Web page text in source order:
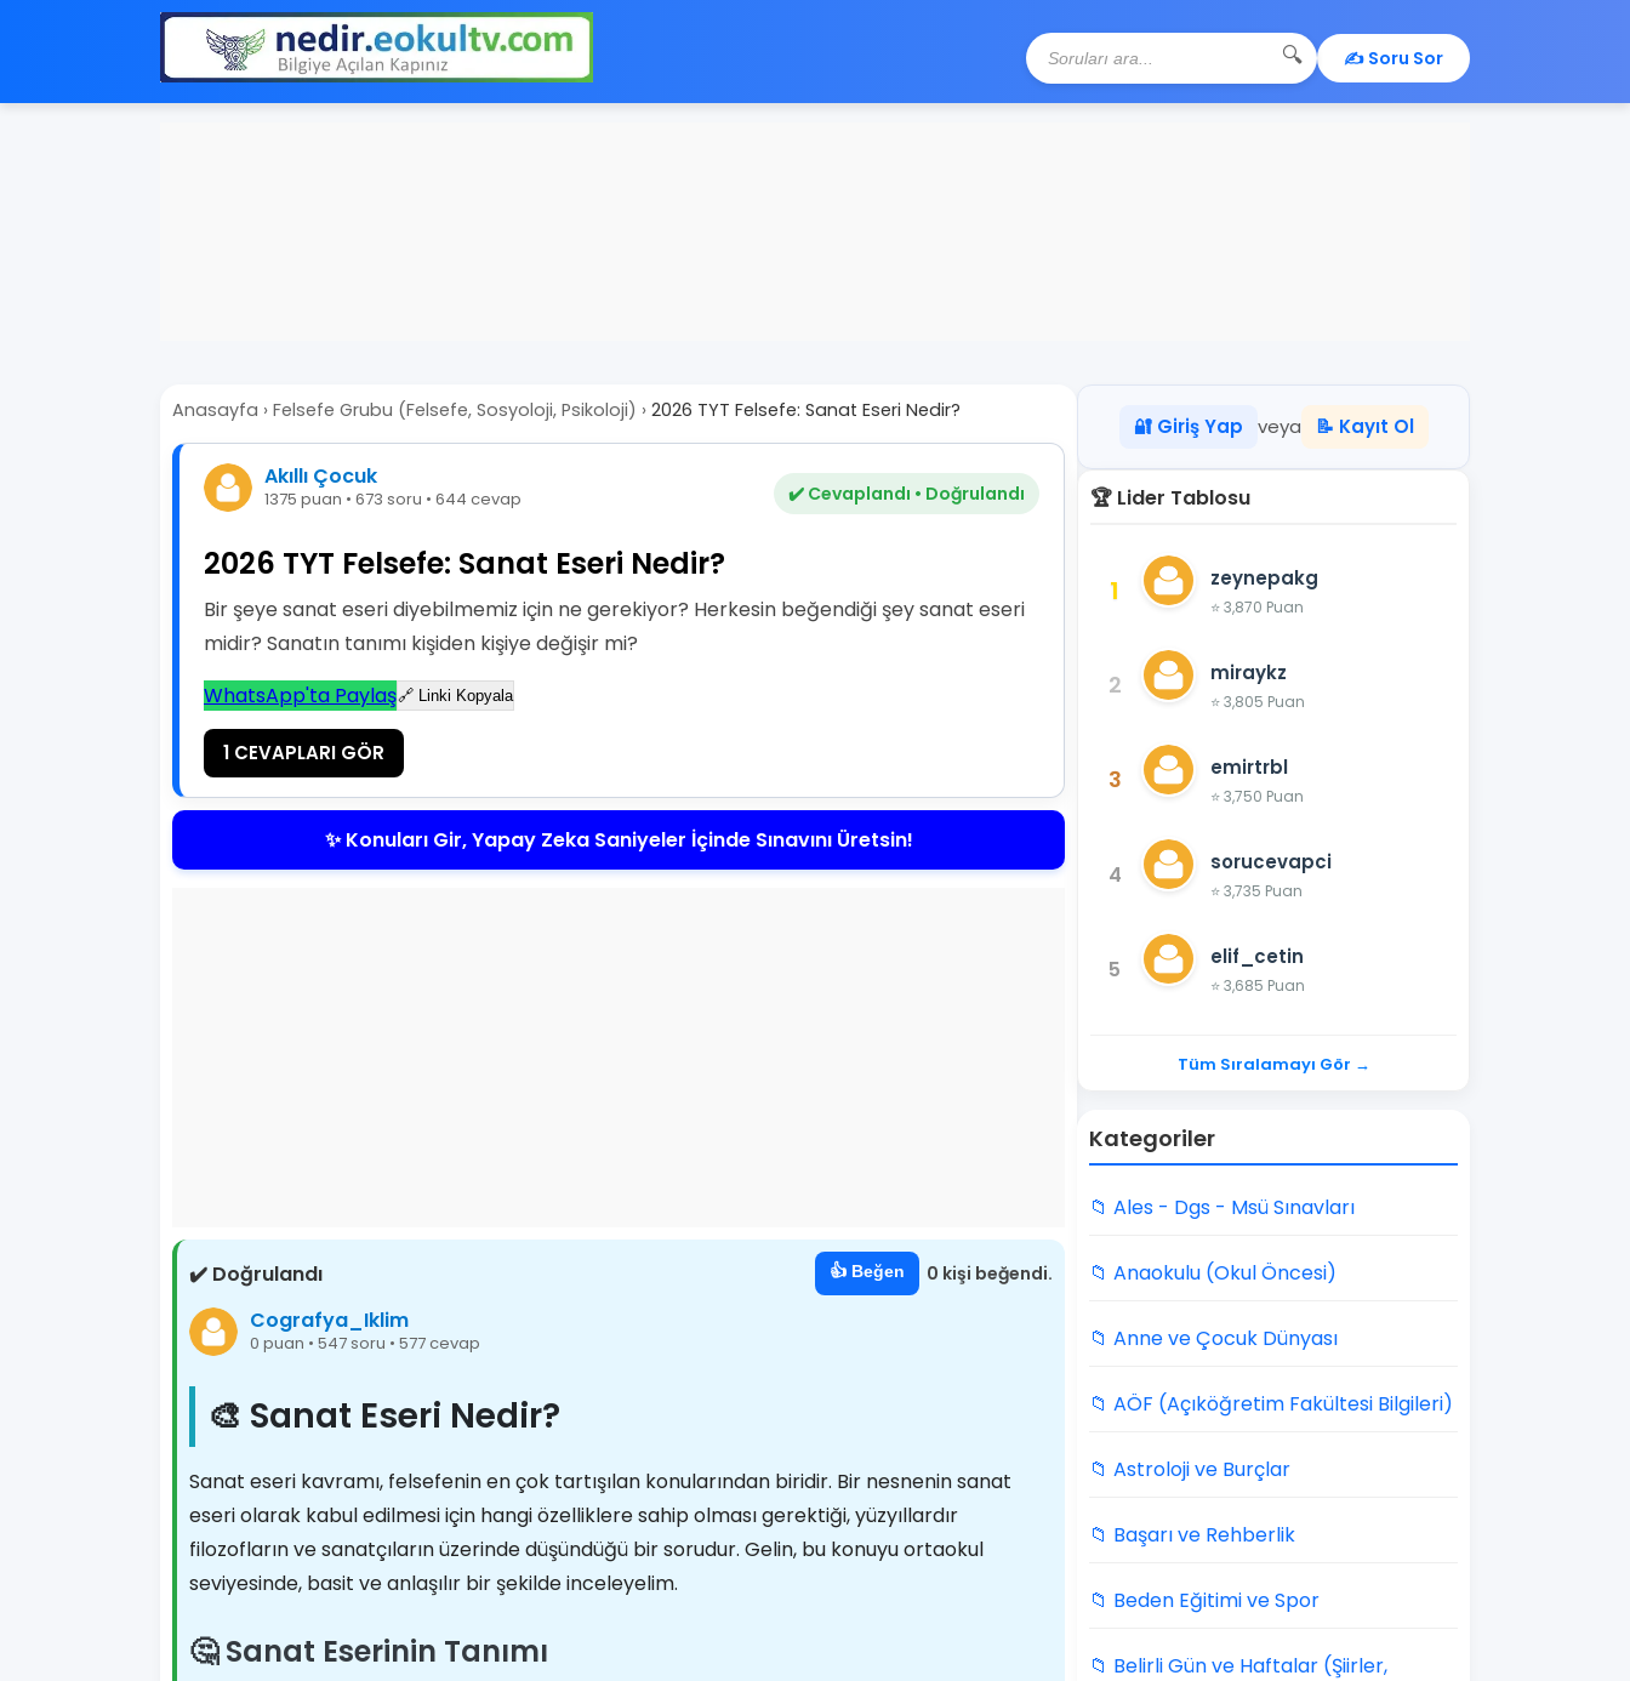
🔍 ✍️ Soru Sor
Anasayfa › Felsefe Grubu (Felsefe, Sosyoloji, Psikoloji) › 2026 TYT Felsefe: Sanat Eseri Nedir?
Akıllı Çocuk
1375 puan • 673 soru • 644 cevap ✔️ Cevaplandı • Doğrulandı
2026 TYT Felsefe: Sanat Eseri Nedir?
Bir şeye sanat eseri diyebilmemiz için ne gerekiyor? Herkesin beğendiği şey sanat eseri
midir? Sanatın tanımı kişiden kişiye değişir mi?
WhatsApp'ta Paylaş🔗 Linki Kopyala
1 CEVAPLARI GÖR
✨ Konuları Gir, Yapay Zeka Saniyeler İçinde Sınavını Üretsin!
✔️ Doğrulandı 👍 Beğen 0 kişi beğendi.
Cografya_Iklim
0 puan • 547 soru • 577 cevap
🎨 Sanat Eseri Nedir?
Sanat eseri kavramı, felsefenin en çok tartışılan konularından biridir. Bir nesnenin sanat
eseri olarak kabul edilmesi için hangi özelliklere sahip olması gerektiği, yüzyıllardır
filozofların ve sanatçıların üzerinde düşündüğü bir sorudur. Gelin, bu konuyu ortaokul
seviyesinde, basit ve anlaşılır bir şekilde inceleyelim.
🤔 Sanat Eserinin Tanımı
🔐 Giriş Yap veya 📝 Kayıt Ol
🏆 Lider Tablosu
1 zeynepakg
⭐ 3,870 Puan
2 miraykz
⭐ 3,805 Puan
3 emirtrbl
⭐ 3,750 Puan
4 sorucevapci
⭐ 3,735 Puan
5 elif_cetin
⭐ 3,685 Puan
Tüm Sıralamayı Gör →
Kategoriler
📁 Ales - Dgs - Msü Sınavları
📁 Anaokulu (Okul Öncesi)
📁 Anne ve Çocuk Dünyası
📁 AÖF (Açıköğretim Fakültesi Bilgileri)
📁 Astroloji ve Burçlar
📁 Başarı ve Rehberlik
📁 Beden Eğitimi ve Spor
📁 Belirli Gün ve Haftalar (Şiirler,